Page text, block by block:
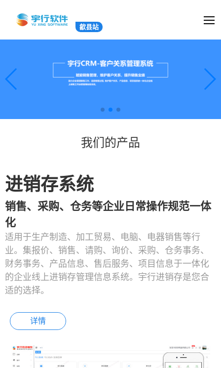
歙县站
我们的产品
进销存系统
销售、采购、仓务等企业日常操作规范一体
化
适用于生产制造、加工贸易、电脑、电器销售等行
业。集报价、销售、请购、询价、采购、仓务事务、
财务事务、产品信息、售后服务、项目信息于一体化
的企业线上进销存管理信息系统。宇行进销存是您合
适的选择。
详情